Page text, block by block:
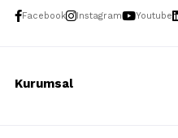
Facebook Instagram Youtube
Kurumsal